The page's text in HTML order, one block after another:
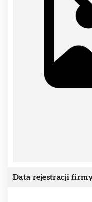
Data rejestracji